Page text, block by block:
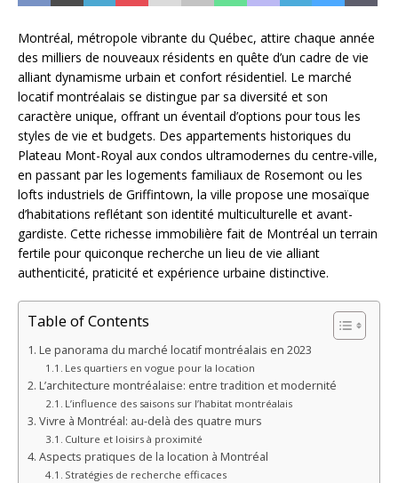
Montréal, métropole vibrante du Québec, attire chaque année
des milliers de nouveaux résidents en quête d’un cadre de vie
alliant dynamisme urbain et confort résidentiel. Le marché
locatif montréalais se distingue par sa diversité et son
caractère unique, offrant un éventail d’options pour tous les
styles de vie et budgets. Des appartements historiques du
Plateau Mont-Royal aux condos ultramodernes du centre-ville,
en passant par les logements familiaux de Rosemont ou les
lofts industriels de Griffintown, la ville propose une mosaïque
d’habitations reflétant son identité multiculturelle et avant-
gardiste. Cette richesse immobilière fait de Montréal un terrain
fertile pour quiconque recherche un lieu de vie alliant
authenticité, praticité et expérience urbaine distinctive.
Table of Contents
Le panorama du marché locatif montréalais en 2023
Les quartiers en vogue pour la location
L’architecture montréalaise: entre tradition et modernité
L’influence des saisons sur l’habitat montréalais
Vivre à Montréal: au-delà des quatre murs
Culture et loisirs à proximité
Aspects pratiques de la location à Montréal
Stratégies de recherche efficaces